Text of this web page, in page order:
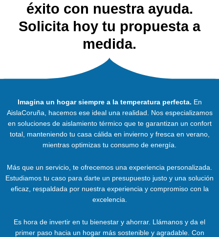
éxito con nuestra ayuda.
Solicita hoy tu propuesta a
medida.
Imagina un hogar siempre a la temperatura perfecta. En
AislaCoruña, hacemos ese ideal una realidad. Nos especializamos
en soluciones de aislamiento térmico que te garantizan un confort
total, manteniendo tu casa cálida en invierno y fresca en verano,
mientras optimizas tu consumo de energía.
Más que un servicio, te ofrecemos una experiencia personalizada.
Estudiamos tu caso para darte un presupuesto justo y una solución
eficaz, respaldada por nuestra experiencia y compromiso con la
excelencia.
Es hora de invertir en tu bienestar y ahorrar. Llámanos y da el
primer paso hacia un hogar más sostenible y agradable. Con